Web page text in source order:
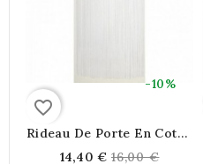
-10%
favorite_border
Rideau De Porte En Coton
Blanc
14,40 € Regular
16,00 €